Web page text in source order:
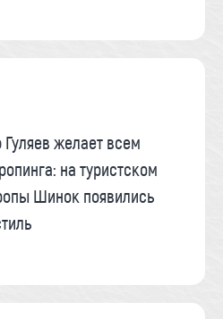
желает всем
на туристском
Шинок появились